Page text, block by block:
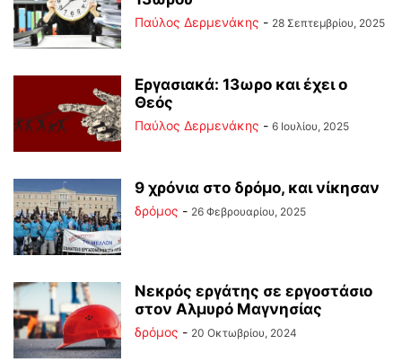
Παύλος Δερμενάκης - 28 Σεπτεμβρίου, 2025
Εργασιακά: 13ωρο και έχει ο
Θεός
Παύλος Δερμενάκης - 6 Ιουλίου, 2025
9 χρόνια στο δρόμο, και νίκησαν
δρόμος - 26 Φεβρουαρίου, 2025
Νεκρός εργάτης σε εργοστάσιο
στον Αλμυρό Μαγνησίας
δρόμος - 20 Οκτωβρίου, 2024